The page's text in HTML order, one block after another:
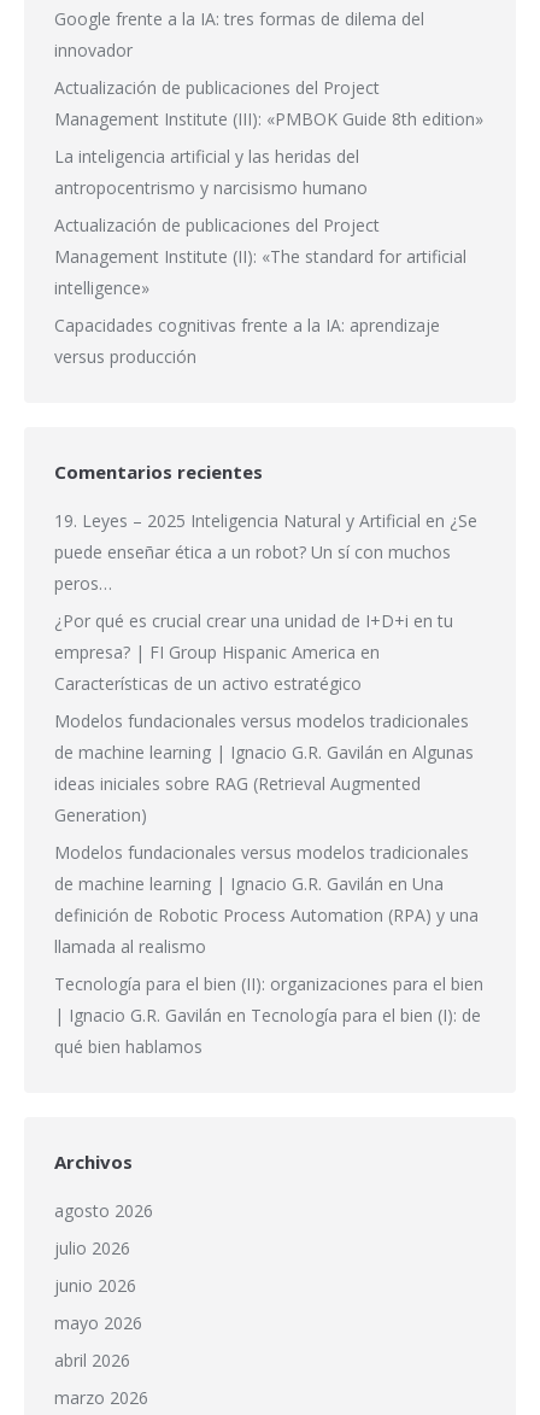
Google frente a la IA: tres formas de dilema del
innovador
Actualización de publicaciones del Project
Management Institute (III): «PMBOK Guide 8th edition»
La inteligencia artificial y las heridas del
antropocentrismo y narcisismo humano
Actualización de publicaciones del Project
Management Institute (II): «The standard for artificial
intelligence»
Capacidades cognitivas frente a la IA: aprendizaje
versus producción
Comentarios recientes
19. Leyes – 2025 Inteligencia Natural y Artificial en ¿Se
puede enseñar ética a un robot? Un sí con muchos
peros…
¿Por qué es crucial crear una unidad de I+D+i en tu
empresa? | FI Group Hispanic America en
Características de un activo estratégico
Modelos fundacionales versus modelos tradicionales
de machine learning | Ignacio G.R. Gavilán en Algunas
ideas iniciales sobre RAG (Retrieval Augmented
Generation)
Modelos fundacionales versus modelos tradicionales
de machine learning | Ignacio G.R. Gavilán en Una
definición de Robotic Process Automation (RPA) y una
llamada al realismo
Tecnología para el bien (II): organizaciones para el bien
| Ignacio G.R. Gavilán en Tecnología para el bien (I): de
qué bien hablamos
Archivos
agosto 2026
julio 2026
junio 2026
mayo 2026
abril 2026
marzo 2026